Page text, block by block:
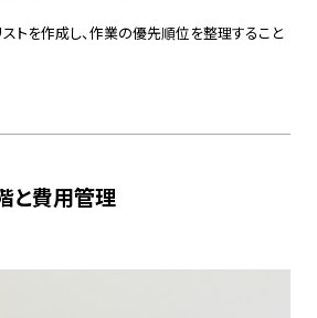
トを作成し、作業の優先順位を整理すること
と費用管理